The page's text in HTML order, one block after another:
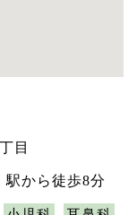
目
駅から徒歩8分